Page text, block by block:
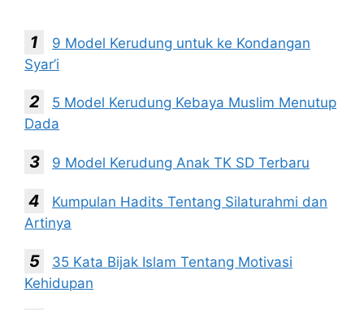
9 Model Kerudung untuk ke Kondangan
Syar’i
5 Model Kerudung Kebaya Muslim Menutup
Dada
9 Model Kerudung Anak TK SD Terbaru
Kumpulan Hadits Tentang Silaturahmi dan
Artinya
35 Kata Bijak Islam Tentang Motivasi
Kehidupan